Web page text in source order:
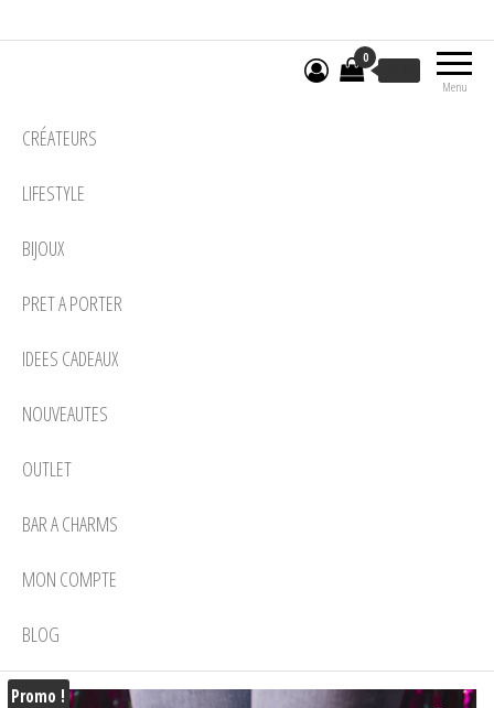
Menu
0
CRÉATEURS
LIFESTYLE
BIJOUX
PRET A PORTER
IDEES CADEAUX
NOUVEAUTES
OUTLET
BAR A CHARMS
MON COMPTE
BLOG
Promo !